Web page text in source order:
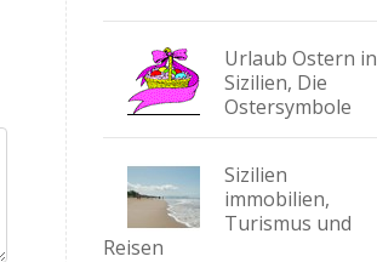
Urlaub Ostern in
Sizilien, Die
Ostersymbole
Sizilien
immobilien,
Turismus und
Reisen